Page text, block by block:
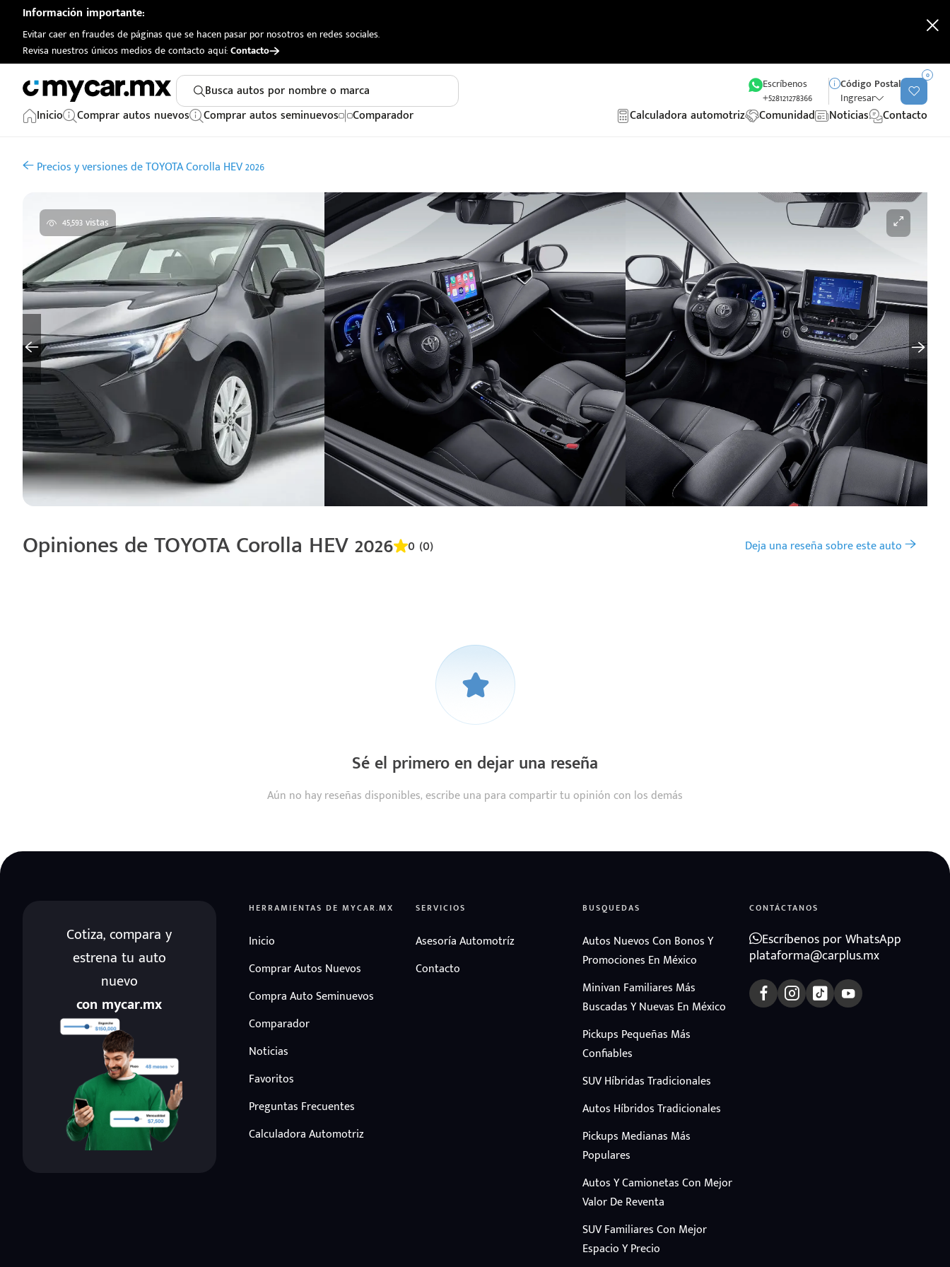
Información importante:
Evitar caer en fraudes de páginas que se hacen pasar por nosotros en redes sociales.
Revisa nuestros únicos medios de contacto aquí:Contacto
Busca autos por nombre o marca
Escríbenos
+528121278366
Código Postal
Ingresar
0
Inicio Comprar autos nuevos Comprar autos seminuevos Comparador Calculadora automotriz Comunidad Noticias Contacto
Precios y versiones de TOYOTA Corolla HEV 2026
45,593 vistas
Opiniones de TOYOTA Corolla HEV 2026 0 (0) Deja una reseña sobre este auto
Sé el primero en dejar una reseña
Aún no hay reseñas disponibles, escribe una para compartir tu opinión con los demás
Cotiza, compara y
estrena tu auto
nuevo
con mycar.mx
HERRAMIENTAS DE MYCAR.MX
Inicio
Comprar Autos Nuevos
Compra Auto Seminuevos
Comparador
Noticias
Favoritos
Preguntas Frecuentes
Calculadora Automotriz
SERVICIOS
Asesoría Automotríz
Contacto
BUSQUEDAS
Autos Nuevos Con Bonos Y
Promociones En México
Minivan Familiares Más
Buscadas Y Nuevas En México
Pickups Pequeñas Más
Confiables
SUV Híbridas Tradicionales
Autos Híbridos Tradicionales
Pickups Medianas Más
Populares
Autos Y Camionetas Con Mejor
Valor De Reventa
SUV Familiares Con Mejor
Espacio Y Precio
CONTÁCTANOS
Escríbenos por WhatsApp
plataforma@carplus.mx